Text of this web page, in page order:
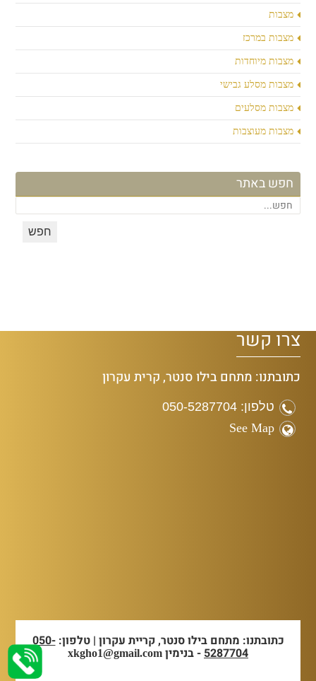
מצבות
מצבות במרכז
מצבות מיוחדות
מצבות מסלע גבישי
מצבות מסלעים
מצבות מעוצבות
חפש באתר
צרו קשר
כתובתנו: מתחם בילו סנטר, קרית עקרון
טלפון: 050-5287704
See Map
כתובתנו: מתחם בילו סנטר, קריית עקרון | טלפון:050-
5287704- בנימין xkgho1@gmail.com